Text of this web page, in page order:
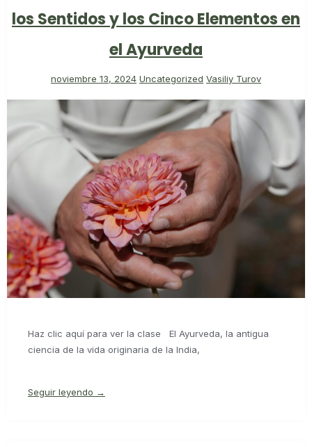
los Sentidos y los Cinco Elementos en
el Ayurveda
noviembre 13, 2024 Uncategorized Vasiliy Turov
Haz clic aquí para ver la clase El Ayurveda, la antigua
ciencia de la vida originaria de la India,
Seguir leyendo →